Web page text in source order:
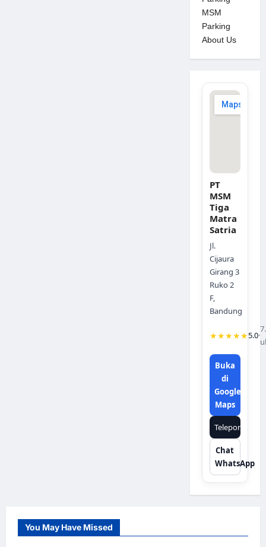
MSM
Parking
About Us
PT
MSM
Tiga
Matra
Satria
Jl.
Cijaura
Girang 3
Ruko 2
F,
Bandung
★★★★★5.0·
Buka
di
Google
Maps
Telepon
Chat
WhatsApp
You May Have Missed